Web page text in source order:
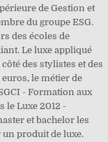
de Gestion et
du groupe ESG.
des écoles de
Le luxe appliqué
des stylistes et des
le métier de
- Formation aux
le Luxe 2012 -
et bachelor les
produit de luxe.